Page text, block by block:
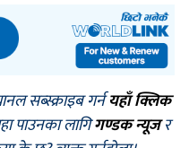
सब्स्क्राइब गर्नयहाँ क्लिक
पाउनका लागिगण्डक न्यूजर